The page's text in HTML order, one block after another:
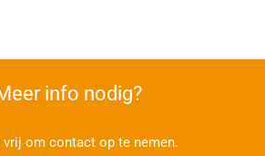
info nodig?
om contact op te nemen.